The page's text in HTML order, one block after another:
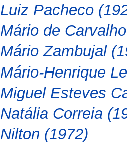
Luiz Pacheco
Mário de
Mário Zambujal
Mário-Henrique
Miguel Esteves
Natália Correia
Nilton (1972)